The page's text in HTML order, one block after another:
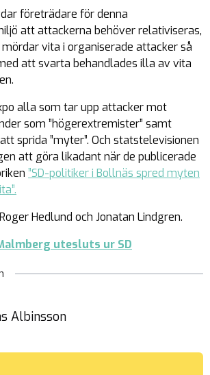
företrädare för denna
att attackerna behöver relativiseras,
vita i organiserade attacker så
att svarta behandlades illa av vita
alla som tar upp attacker mot
som ”högerextremister” samt
sprida ”myter”. Och statstelevisionen
att göra likadant när de publicerade
”SD-politiker i Bollnäs spred myten
Hedlund och Jonatan Lindgren.
utesluts ur SD
Albinsson